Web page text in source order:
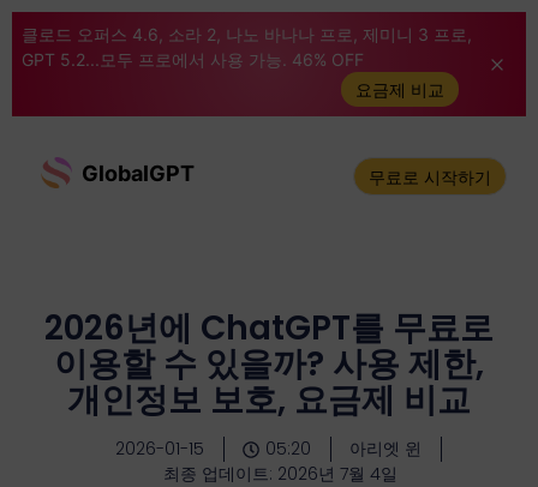
클로드 오퍼스 4.6, 소라 2, 나노 바나나 프로, 제미니 3 프로,
GPT 5.2...모두 프로에서 사용 가능. 46% OFF
요금제 비교
GlobalGPT 무료로 시작하기
2026년에 ChatGPT를 무료로
이용할 수 있을까? 사용 제한,
개인정보 보호, 요금제 비교
2026-01-15 05:20
아리엣 윈
최종 업데이트: 2026년 7월 4일